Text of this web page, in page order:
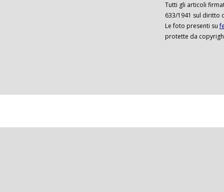
Tutti gli articoli
633/1941 sul diritto
Le foto presenti su
protette da